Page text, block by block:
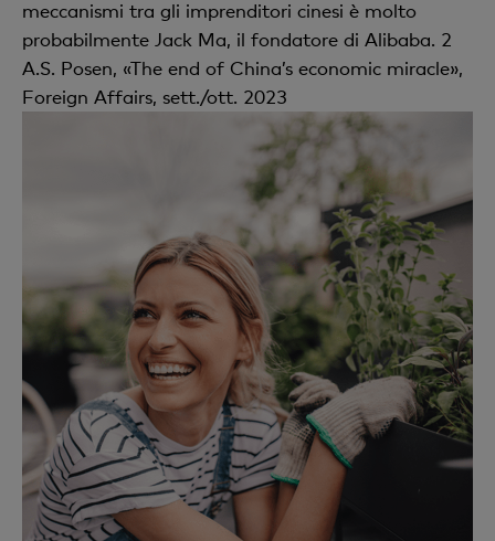
meccanismi tra gli imprenditori cinesi è molto
probabilmente Jack Ma, il fondatore di Alibaba. 2
A.S. Posen, «The end of China’s economic miracle»,
Foreign Affairs, sett./ott. 2023